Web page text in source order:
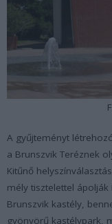
A gyűjteményt
a Brunszvik Teréznek
Kitűnő
mély tisztelettel ápolják
Brunszvik kastély,
gyönyörű kastélypark,